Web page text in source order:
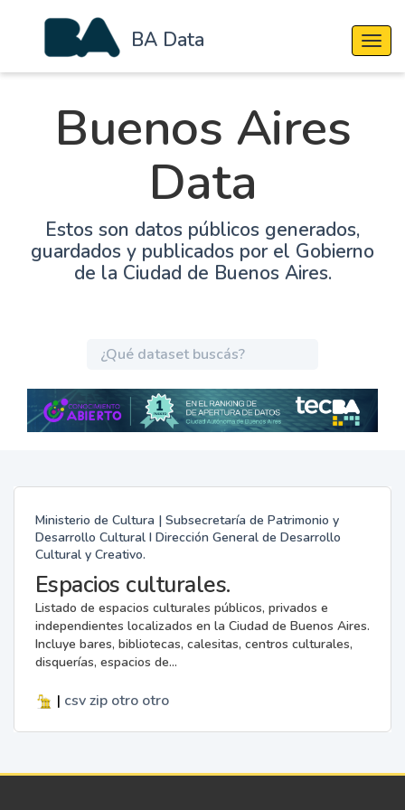
BA Data
Buenos Aires
Data
Estos son datos públicos generados,
guardados y publicados por el Gobierno
de la Ciudad de Buenos Aires.
Ministerio de Cultura | Subsecretaría de Patrimonio y
Desarrollo Cultural I Dirección General de Desarrollo
Cultural y Creativo.
Espacios culturales.
Listado de espacios culturales públicos, privados e
independientes localizados en la Ciudad de Buenos Aires.
Incluye bares, bibliotecas, calesitas, centros culturales,
disquerías, espacios de...
| csv zip otro otro